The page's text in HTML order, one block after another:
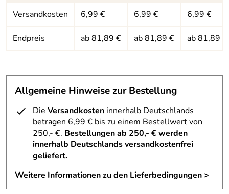
Hersteller: Alpina Sport + Optik-Vertriebs-GmbH,
Versandkosten 6,99 € 6,99 € 6,99 €
Endpreis ab 81,89 € ab 81,89 € ab 81,89 €
Allgemeine Hinweise zur Bestellung
Die Versandkosten innerhalb Deutschlands
betragen 6,99 € bis zu einem Bestellwert von
250,- €. Bestellungen ab 250,- € werden
innerhalb Deutschlands versandkostenfrei
geliefert.
Weitere Informationen zu den Lieferbedingungen >